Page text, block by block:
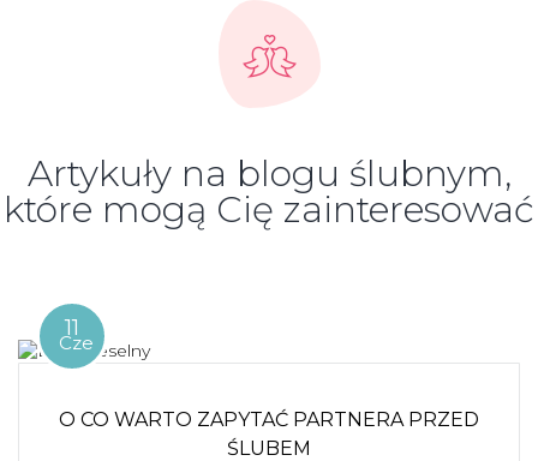
Artykuły na blogu ślubnym,
które mogą Cię zainteresować
11
Cze
O CO WARTO ZAPYTAĆ PARTNERA PRZED
ŚLUBEM